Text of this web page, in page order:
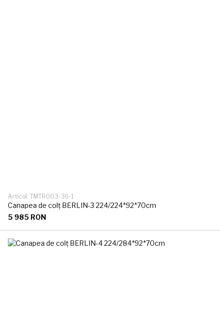
Articol: TMTR003-36-1
Canapea de colț BERLIN-3 224/224*92*70cm
5 985 RON